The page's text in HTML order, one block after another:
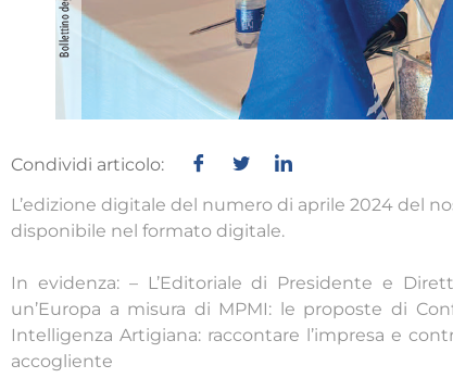
Condividi articolo:
L’edizione digitale del numero di aprile 2024 del
disponibile nel formato digitale.
In evidenza: – L’Editoriale di Presidente e
un’Europa a misura di MPMI: le proposte di
Intelligenza Artigiana: raccontare l’impresa e
accogliente